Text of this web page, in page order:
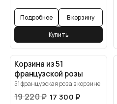
Подробнее В корзину
Купить
Корзина из 51
французской розы
51 французская роза в корзине
19 220₽ 17 300 ₽